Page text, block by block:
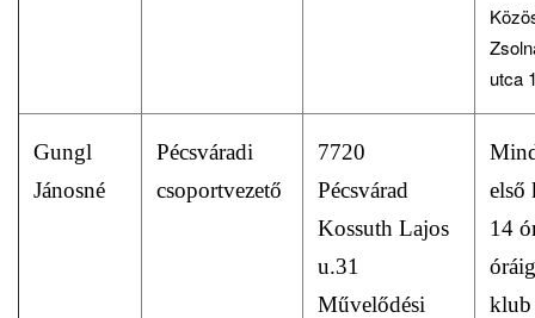
utca
Gungl
Jánosné
Pécsváradi
csoportvezető
7720
Pécsvárad
Kossuth Lajos
u.31
Művelődési
első
14
klub